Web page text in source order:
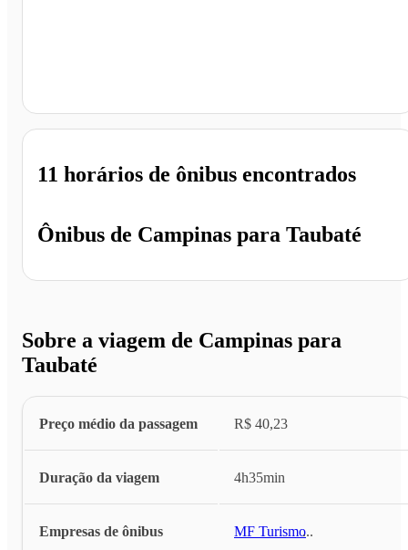
Ônibus de Campinas para Taubaté
11 horários de ônibus encontrados
Sobre a viagem de Campinas para
Taubaté
Preço médio da passagem R$ 40,23
Duração da viagem 4h35min
Empresas de ônibus MF Turismo...